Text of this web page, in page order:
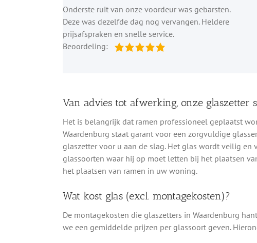
Onderste ruit van onze voordeur was gebarsten.
Deze was dezelfde dag nog vervangen. Heldere
prijsafspraken en snelle service.
Beoordeling:
Van advies tot afwerking, onze glaszetter
Het is belangrijk dat ramen professioneel geplaatst
Waardenburg staat garant voor een zorgvuldige
glaszetter voor u aan de slag. Het glas wordt veilig
glassoorten waar hij op moet letten bij het plaatsen
het plaatsen van ramen in uw woning.
Wat kost glas (excl. montagekosten)?
De montagekosten die glaszetters in Waardenburg
we een gemiddelde prijzen per glassoort geven.